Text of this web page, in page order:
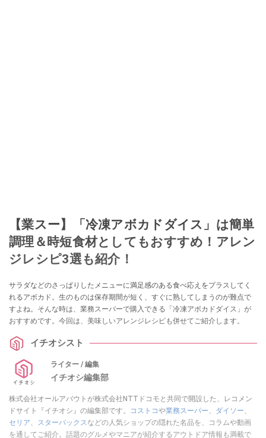
【業スー】「冷凍アボカドダイス」は簡単
調理＆時短食材としてもおすすめ！アレン
ジレシピ3選も紹介！
サラダなどのさっぱりしたメニューに満足感のある食べ応えをプラスしてく
れるアボカド。生のものは保存期間が短く、すぐに熟してしまうのが難点で
すよね。そんな時は、業務スーパーで購入できる「冷凍アボカドダイス」が
おすすめです。今回は、美味しいアレンジレシピも併せてご紹介します。
イチオシスト
ライター / 編集
イチオシ編集部
株式会社オールアバウトが株式会社NTTドコモと共同で開設した、レコメン
ドサイト『イチオシ』の編集部です。
コストコや業務スーパー ダイソー
セリア
スターバックス などの人気ショップの隠れた名品を、コラムや動画
を通してご紹介。話題のグルメやマニアが紹介するアウトドア情報も満載で